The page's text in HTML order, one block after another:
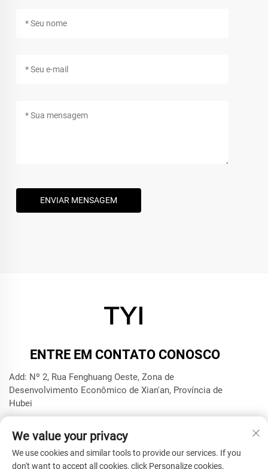
ENVIAR MENSAGEM
ENTRE EM CONTATO CONOSCO
Add: Nº 2, Rua Fenghuang Oeste, Zona de
Desenvolvimento Econômico de Xian'an, Província de
Hubei
E-mail:[email protected]
We value your privacy
We use cookies and similar tools to provide our services. If you
don't want to accept all cookies, click Personalize cookies.